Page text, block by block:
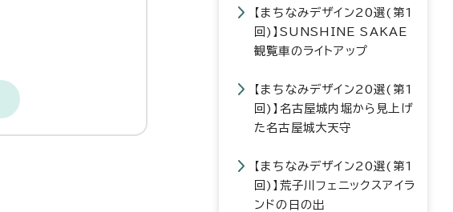
【まちなみデザイン20選(第1
回)】SUNSHINE SAKAE
観覧車のライトアップ
【まちなみデザイン20選(第1
回)】名古屋城内堀から見上げ
た名古屋城大天守
【まちなみデザイン20選(第1
回)】荒子川フェニックスアイラ
ンドの日の出